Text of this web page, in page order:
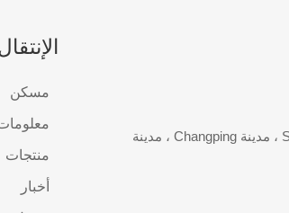
عنوان: طريق Xiaxin ، قرية Sukeng ، مدينة Changping ، مدينة
مسكن
منتجات
أخبار